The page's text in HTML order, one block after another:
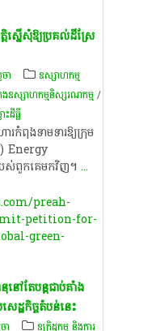
តិស្នើសុំឱ្យប្រគល់ដីស្រែ
ា
ឧស្សាហកម្ម
ឧស្សាហកម្មនិស្សរណកម្ម/
ះ​ដីធ្លី
រកំពុងទាមទារឱ្យក្រុម
Energy
ស់ពួកគេមកវិញ។ ...
preah-
petition-for-
green-
តែបន្តជាប់គាំង
េដ្ឋកិច្ចតំបន់នេះ
ា
ឧក្រិដ្ឋកម្ម និងការ